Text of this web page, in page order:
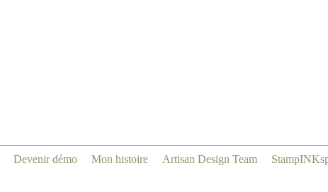
Devenir démo Mon histoire Artisan Design Team